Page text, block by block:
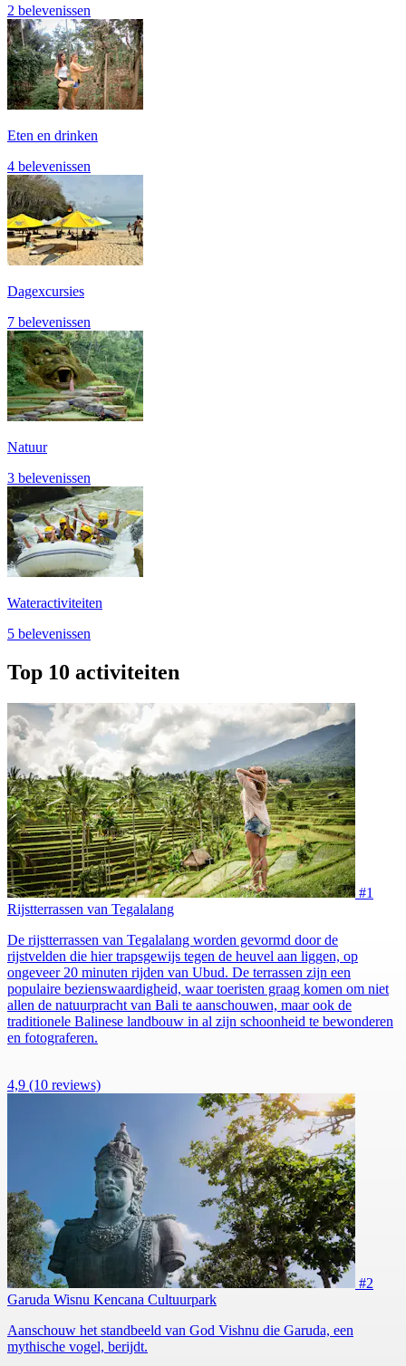
2 belevenissen
Eten en drinken
4 belevenissen
Dagexcursies
7 belevenissen
Natuur
3 belevenissen
Wateractiviteiten
5 belevenissen
Top 10 activiteiten
#1
Rijstterrassen van Tegalalang
De rijstterrassen van Tegalalang worden gevormd door de
rijstvelden die hier trapsgewijs tegen de heuvel aan liggen, op
ongeveer 20 minuten rijden van Ubud. De terrassen zijn een
populaire bezienswaardigheid, waar toeristen graag komen om niet
allen de natuurpracht van Bali te aanschouwen, maar ook de
traditionele Balinese landbouw in al zijn schoonheid te bewonderen
en fotograferen.
4,9 (10 reviews)
#2
Garuda Wisnu Kencana Cultuurpark
Aanschouw het standbeeld van God Vishnu die Garuda, een
mythische vogel, berijdt.